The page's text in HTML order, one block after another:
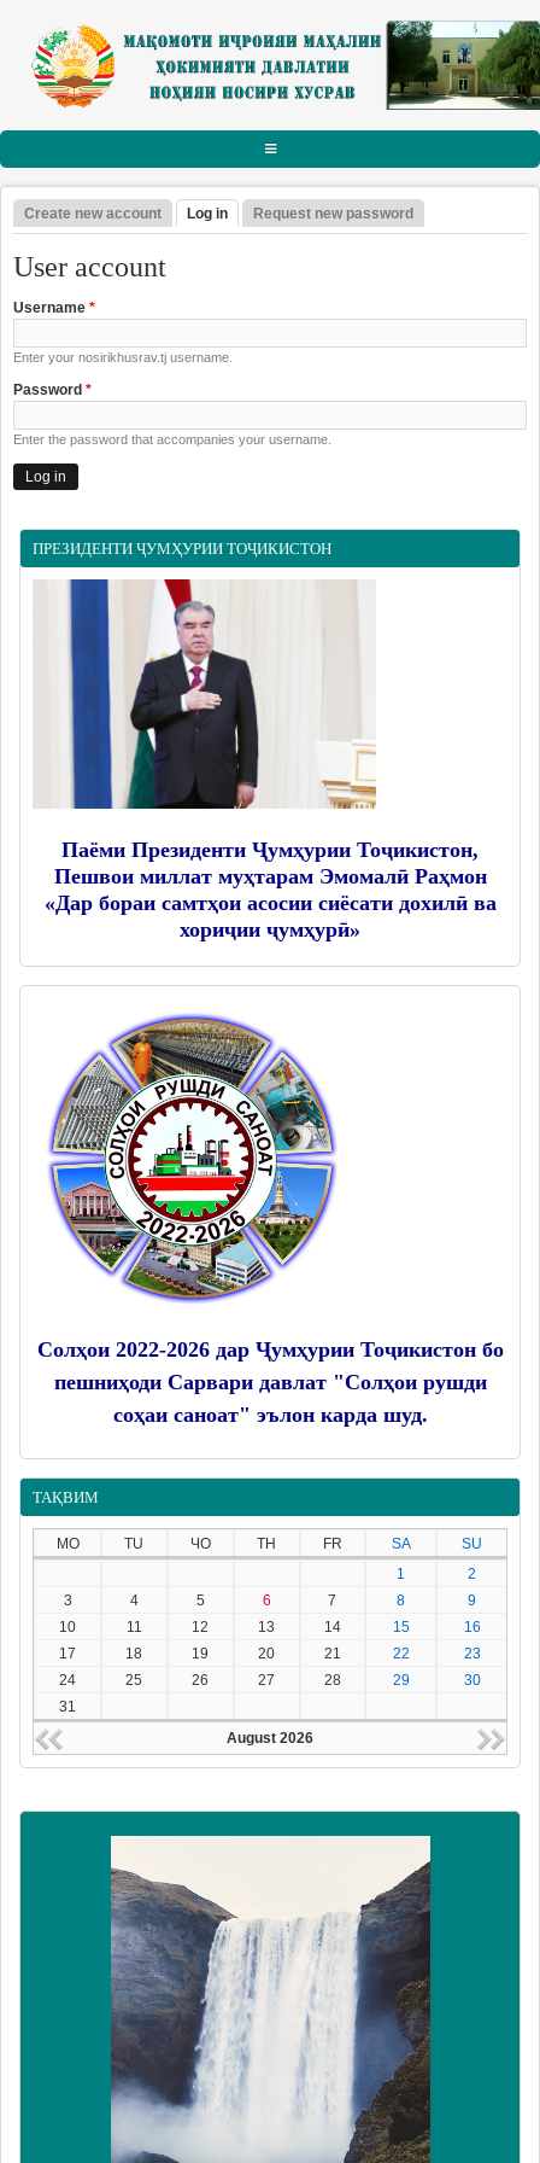
Skip to main content
АСОСӢ
РАИСИ НОҲИЯ
Суханрониҳо
Боздидҳо
Мулоқотҳо
Дастгоҳи раиси ноҳия
Муовинони раиси ноҳия
Шаҳрак ва Деҳот
Таърихи ноҳияи Носири Хусрав
Воҳидҳои сохтории мақомоти иҷроия
Маҷлиси вакилони халқ
САНАДҲОИ МЕЪЁРӢ-ҲУҚУҚӢ
Қарорҳои раиси ноҳия
Қонунҳо
Primary tabs
Create new account Log in(active tab)
Request new password
User account
Username *
Enter your nosirikhusrav.tj username.
Password *
Enter the password that accompanies your username.
ПРЕЗИДЕНТИ ҶУМҲУРИИ ТОҶИКИСТОН
Паёми Президенти Ҷумҳурии Тоҷикистон,
Пешвои миллат муҳтарам Эмомалӣ Раҳмон
«Дар бораи самтҳои асосии сиёсати дохилӣ ва
хориҷии ҷумҳурӣ»
Солҳои 2022-2026 дар Ҷумҳурии Тоҷикистон бо
пешниҳоди Сарвари давлат "Солҳои рушди
соҳаи саноат" эълон карда шуд.
ТАҚВИМ
MO TU ЧО TH FR SA
SU
1
2
3
4 5 6 7 8
9
10
11 12 13 14 15
16
17
18 19 20 21 22
23
24
25 26 27 28 29
30
31
August 2026